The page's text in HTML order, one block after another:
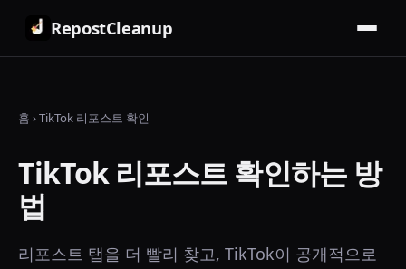
RepostCleanup
홈 ›TikTok 리포스트 확인
TikTok 리포스트 확인하는 방
법
리포스트 탭을 더 빨리 찾고, TikTok이 공개적으로